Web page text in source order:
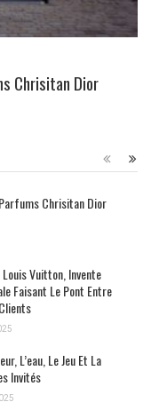
Chrisitan Dior
Chrisitan Dior
Vuitton, Invente
Faisant Le Pont Entre
L’eau, Le Jeu Et La
Invités